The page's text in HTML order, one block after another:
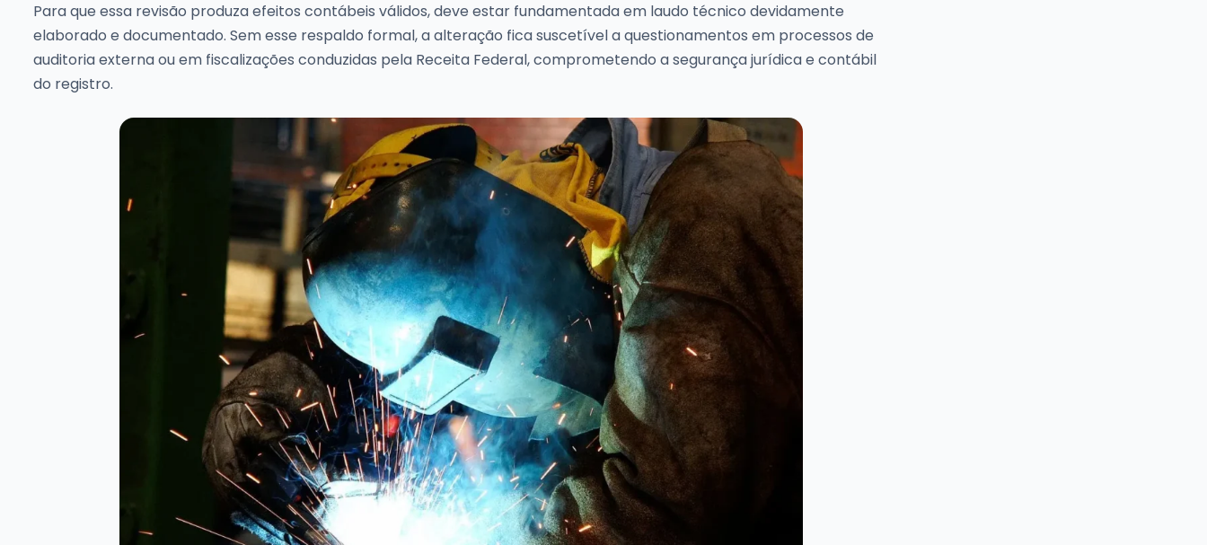
Para que essa revisão produza efeitos contábeis válidos, deve estar fundamentada em laudo técnico devidamente
elaborado e documentado. Sem esse respaldo formal, a alteração fica suscetível a questionamentos em processos de
auditoria externa ou em fiscalizações conduzidas pela Receita Federal, comprometendo a segurança jurídica e contábil
do registro.